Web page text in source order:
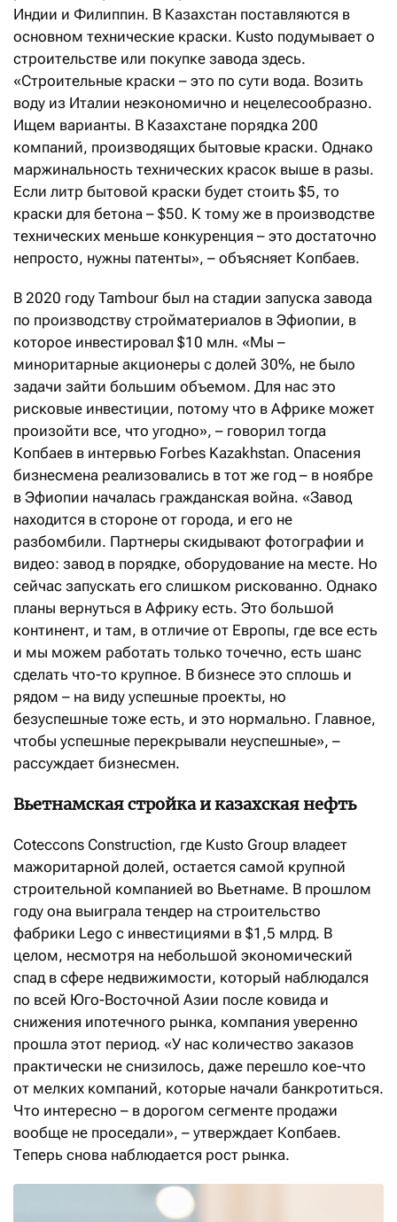
Индии и Филиппин. В Казахстан поставляются в
основном технические краски. Kusto подумывает о
строительстве или покупке завода здесь.
«Строительные краски – это по сути вода. Возить
воду из Италии неэкономично и нецелесообразно.
Ищем варианты. В Казахстане порядка 200
компаний, производящих бытовые краски. Однако
маржинальность технических красок выше в разы.
Если литр бытовой краски будет стоить $5, то
краски для бетона – $50. К тому же в производстве
технических меньше конкуренция – это достаточно
непросто, нужны патенты», – объясняет Копбаев.
В 2020 году Tambour был на стадии запуска завода
по производству стройматериалов в Эфиопии, в
которое инвестировал $10 млн. «Мы –
миноритарные акционеры с долей 30%, не было
задачи зайти большим объемом. Для нас это
рисковые инвестиции, потому что в Африке может
произойти все, что угодно», – говорил тогда
Копбаев в интервью Forbes Kazakhstan. Опасения
бизнесмена реализовались в тот же год – в ноябре
в Эфиопии началась гражданская война. «Завод
находится в стороне от города, и его не
разбомбили. Партнеры скидывают фотографии и
видео: завод в порядке, оборудование на месте. Но
сейчас запускать его слишком рискованно. Однако
планы вернуться в Африку есть. Это большой
континент, и там, в отличие от Европы, где все есть
и мы можем работать только точечно, есть шанс
сделать что-то крупное. В бизнесе это сплошь и
рядом – на виду успешные проекты, но
безуспешные тоже есть, и это нормально. Главное,
чтобы успешные перекрывали неуспешные», –
рассуждает бизнесмен.
Вьетнамская стройка и казахская нефть
Cotecсons Construction, где Kusto Group владеет
мажоритарной долей, остается самой крупной
строительной компанией во Вьетнаме. В прошлом
году она выиграла тендер на строительство
фабрики Lego с инвестициями в $1,5 млрд. В
целом, несмотря на небольшой экономический
спад в сфере недвижимости, который наблюдался
по всей Юго-Восточной Азии после ковида и
снижения ипотечного рынка, компания уверенно
прошла этот период. «У нас количество заказов
практически не снизилось, даже перешло кое-что
от мелких компаний, которые начали банкротиться.
Что интересно – в дорогом сегменте продажи
вообще не проседали», – утверждает Копбаев.
Теперь снова наблюдается рост рынка.